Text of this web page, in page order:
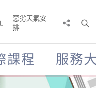
惡劣天氣安
排
尋
介
課程 服務